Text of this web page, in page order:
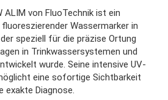
ALIM von FluoTechnik ist ein
Wassermarker in
speziell für die präzise Ortung
in Trinkwassersystemen und
wurde. Seine intensive UV-
eine sofortige Sichtbarkeit
exakte Diagnose.